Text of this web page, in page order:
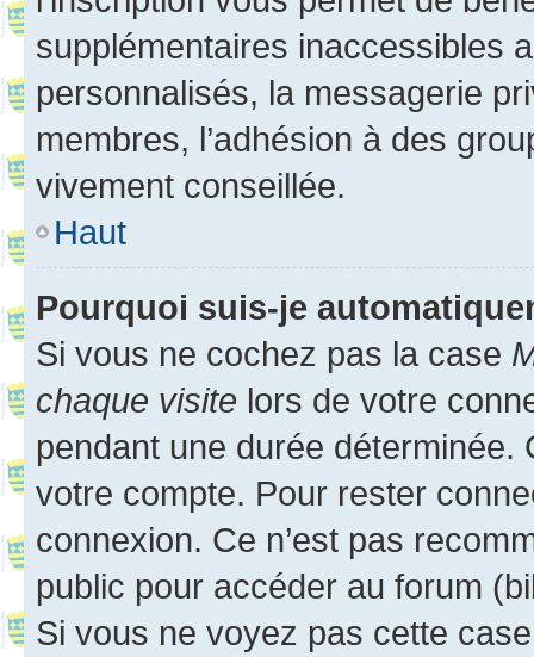
supplémentaires inaccessibles
personnalisés, la messagerie
membres, l’adhésion à des
vivement conseillée.
Haut
Pourquoi suis-je
Si vous ne cochez pas la case
chaque visite lors de votre
pendant une durée déterminée.
votre compte. Pour rester
connexion. Ce n’est pas
public pour accéder au forum
Si vous ne voyez pas cette